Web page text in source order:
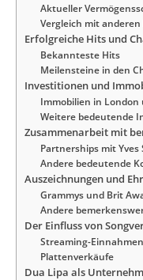
Aktueller
Vergleich mit
Erfolgreiche Hits und
Bekannteste Hits
Meilensteine in den
Investitionen und
Immobilien in London
Weitere bedeutende
Zusammenarbeit mit
Partnerships mit
Andere bedeutende
Auszeichnungen und
Grammys und Brit
Andere
Der Einfluss von
Streaming-Einnahmen
Plattenverkäufe
Dua Lipa als